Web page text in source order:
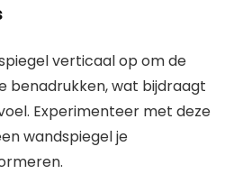
verticaal op om de
benadrukken, wat bijdraagt
Experimenteer met deze
wandspiegel je